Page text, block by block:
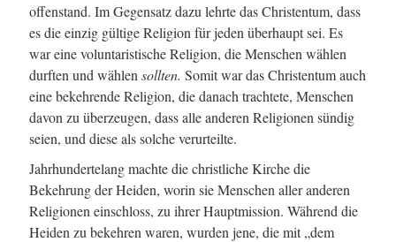
offenstand. Im Gegensatz dazu lehrte das Christentum, dass
es die einzig gültige Religion für jeden überhaupt sei. Es
war eine voluntaristische Religion, die Menschen wählen
durften und wählen sollten. Somit war das Christentum auch
eine bekehrende Religion, die danach trachtete, Menschen
davon zu überzeugen, dass alle anderen Religionen sündig
seien, und diese als solche verurteilte.
Jahrhundertelang machte die christliche Kirche die
Bekehrung der Heiden, worin sie Menschen aller anderen
Religionen einschloss, zu ihrer Hauptmission. Während die
Heiden zu bekehren waren, wurden jene, die mit „dem